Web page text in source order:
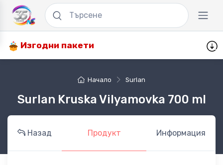
Изгодни пакети
Начало Surlan
Surlan Kruska Vilyamovka 700 ml
Назад Продукт Информация